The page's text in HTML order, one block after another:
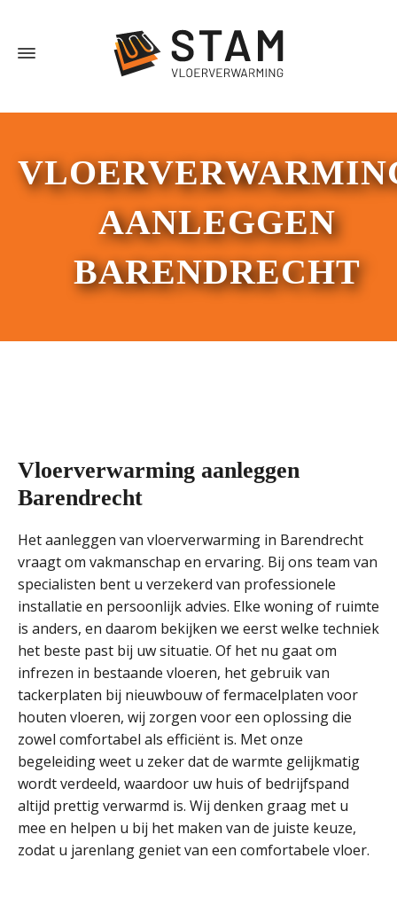
AANLEGGEN
BARENDRECHT
Vloerverwarming aanleggen
Barendrecht
Het aanleggen van vloerverwarming in Barendrecht
vraagt om vakmanschap en ervaring. Bij ons team van
specialisten bent u verzekerd van professionele
installatie en persoonlijk advies. Elke woning of ruimte
is anders, en daarom bekijken we eerst welke techniek
het beste past bij uw situatie. Of het nu gaat om
infrezen in bestaande vloeren, het gebruik van
tackerplaten bij nieuwbouw of fermacelplaten voor
houten vloeren, wij zorgen voor een oplossing die
zowel comfortabel als efficiënt is. Met onze
begeleiding weet u zeker dat de warmte gelijkmatig
wordt verdeeld, waardoor uw huis of bedrijfspand
altijd prettig verwarmd is. Wij denken graag met u
mee en helpen u bij het maken van de juiste keuze,
zodat u jarenlang geniet van een comfortabele vloer.